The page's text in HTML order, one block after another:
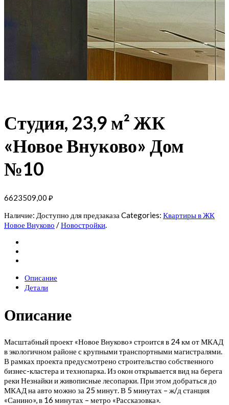
Студия, 23,9 м² ЖК
«Новое Внуково» Дом
№10
6623509,00 ₽
Наличие: Доступно для предзаказа Categories: Квартиры в ЖК
Новое Внуково /Новостройки.
Описание
Детали
Описание
Масштабный проект «Новое Внуково» строится в 24 км от МКАД
в экологичном районе с крупными транспортными магистралями.
В рамках проекта предусмотрено строительство собственного
бизнес-кластера и технопарка. Из окон открывается вид на берега
реки Незнайки и живописные лесопарки. При этом добраться до
МКАД на авто можно за 25 минут. В 5 минутах – ж/д станция
«Санино», в 16 минутах – метро «Рассказовка».